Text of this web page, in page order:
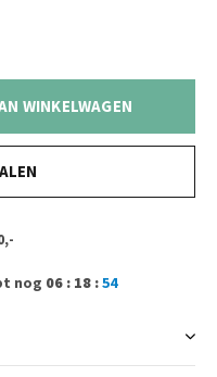
WINKELWAGEN
nog 06 : 18 :54